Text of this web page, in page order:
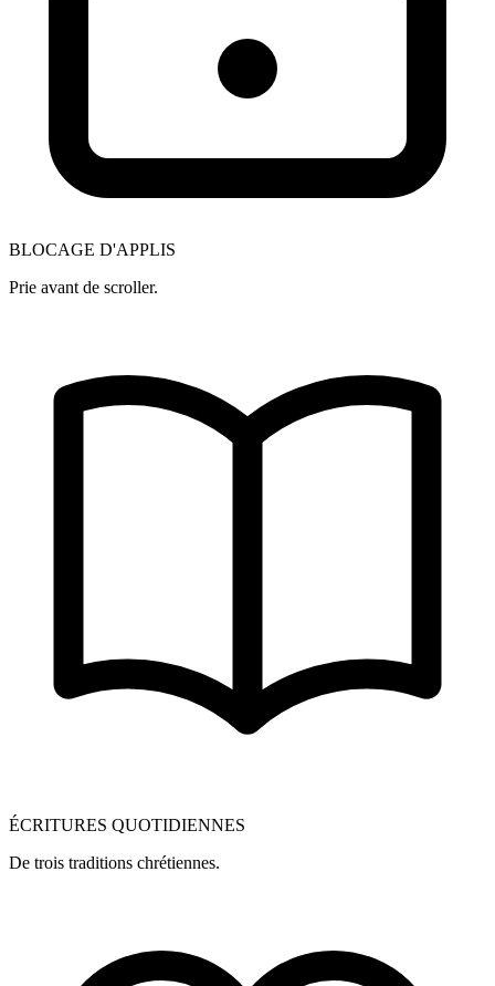
BLOCAGE D'APPLIS
Prie avant de scroller.
ÉCRITURES QUOTIDIENNES
De trois traditions chrétiennes.